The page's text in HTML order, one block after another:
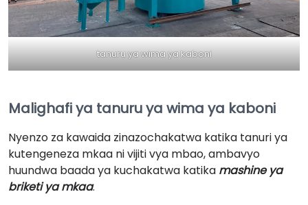
tanuru ya wima ya kaboni
Malighafi ya tanuru ya wima ya kaboni
Nyenzo za kawaida zinazochakatwa katika tanuri ya
kutengeneza mkaa ni vijiti vya mbao, ambavyo
huundwa baada ya kuchakatwa katika mashine ya
briketi ya mkaa.